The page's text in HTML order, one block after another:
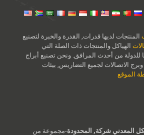
المنتجات لديها قدرات, القدرة والخبرة لتصنيع
الهياكل والمنتجات ذات الصلة التي
من أحدث المرافق. ونحن تصنيع أبراج
وبرج الاتصالات لجميع التضاريس, بيئات
الموقع
-مجموعة من